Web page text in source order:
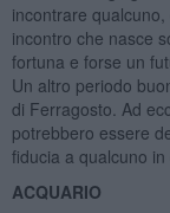
incontrare
incontro che nasce
fortuna e forse un
Un altro periodo
di Ferragosto. Ad
potrebbero essere
fiducia a qualcuno in
ACQUARIO